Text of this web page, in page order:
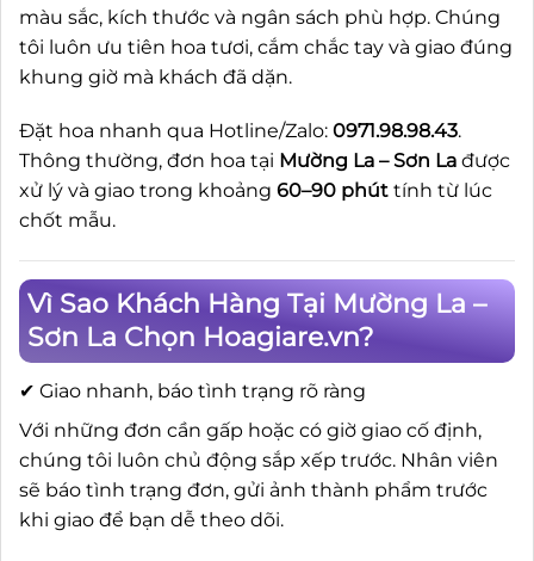
màu sắc, kích thước và ngân sách phù hợp. Chúng
tôi luôn ưu tiên hoa tươi, cắm chắc tay và giao đúng
khung giờ mà khách đã dặn.
Đặt hoa nhanh qua Hotline/Zalo: 0971.98.98.43.
Thông thường, đơn hoa tại Mường La – Sơn La được
xử lý và giao trong khoảng 60–90 phút tính từ lúc
chốt mẫu.
Vì Sao Khách Hàng Tại Mường La –
Sơn La Chọn Hoagiare.vn?
✔ Giao nhanh, báo tình trạng rõ ràng
Với những đơn cần gấp hoặc có giờ giao cố định,
chúng tôi luôn chủ động sắp xếp trước. Nhân viên
sẽ báo tình trạng đơn, gửi ảnh thành phẩm trước
khi giao để bạn dễ theo dõi.